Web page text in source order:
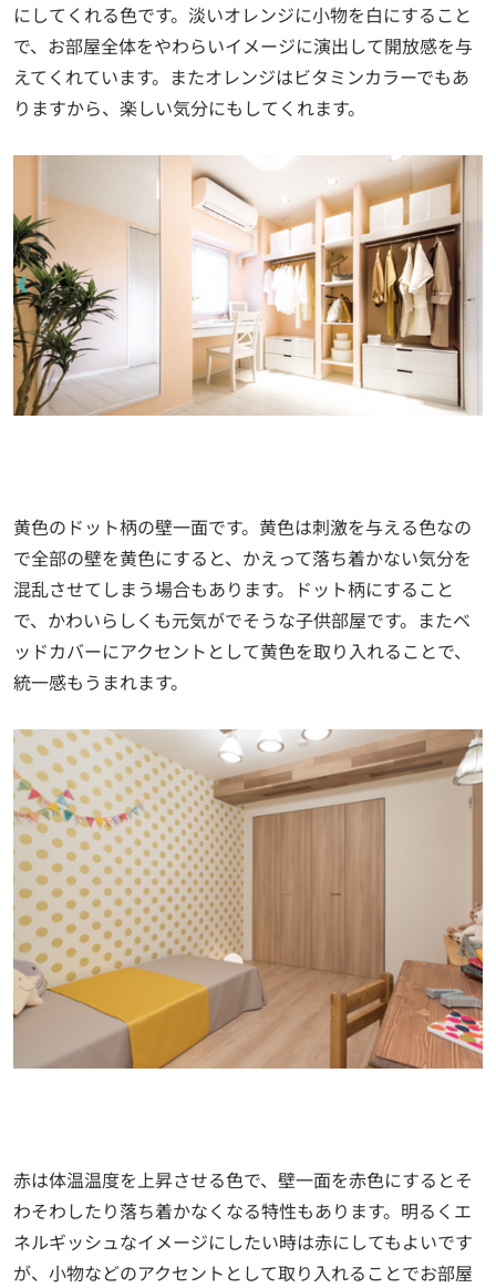
にしてくれる色です。淡いオレンジに小物を白にすること
で、お部屋全体をやわらいイメージに演出して開放感を与
えてくれています。またオレンジはビタミンカラーでもあ
りますから、楽しい気分にもしてくれます。
黄色のドット柄の壁一面です。黄色は刺激を与える色なの
で全部の壁を黄色にすると、かえって落ち着かない気分を
混乱させてしまう場合もあります。ドット柄にすること
で、かわいらしくも元気がでそうな子供部屋です。またベ
ッドカバーにアクセントとして黄色を取り入れることで、
統一感もうまれます。
赤は体温温度を上昇させる色で、壁一面を赤色にするとそ
わそわしたり落ち着かなくなる特性もあります。明るくエ
ネルギッシュなイメージにしたい時は赤にしてもよいです
が、小物などのアクセントとして取り入れることでお部屋